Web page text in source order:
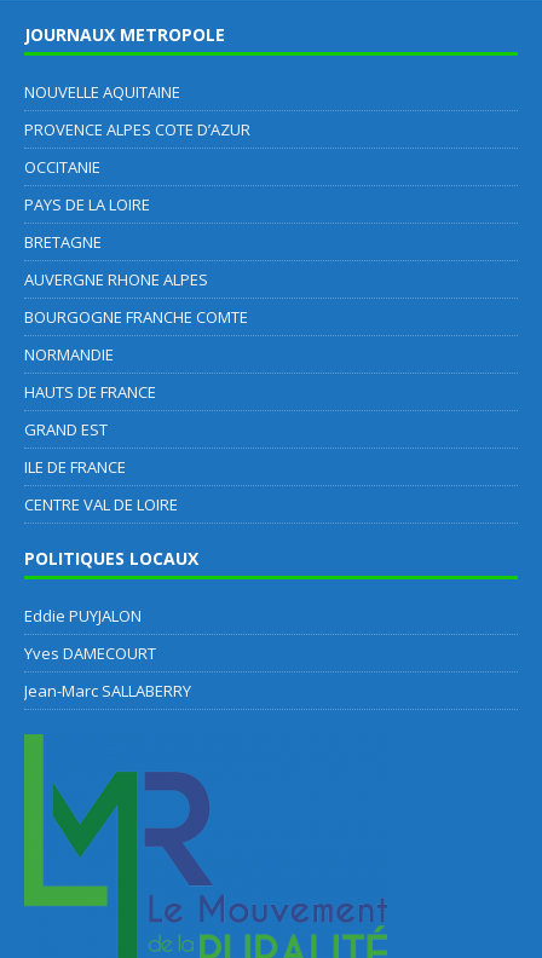
JOURNAUX METROPOLE
NOUVELLE AQUITAINE
PROVENCE ALPES COTE D’AZUR
OCCITANIE
PAYS DE LA LOIRE
BRETAGNE
AUVERGNE RHONE ALPES
BOURGOGNE FRANCHE COMTE
NORMANDIE
HAUTS DE FRANCE
GRAND EST
ILE DE FRANCE
CENTRE VAL DE LOIRE
POLITIQUES LOCAUX
Eddie PUYJALON
Yves DAMECOURT
Jean-Marc SALLABERRY